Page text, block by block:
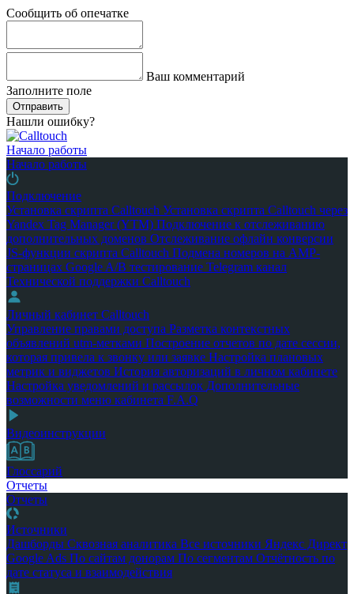
Сообщить об опечатке
Ваш комментарий
Заполните поле
Отправить
Нашли ошибку?
Начало работы
Начало работы
Подключение
Установка скрипта Calltouch Установка скрипта Calltouch через
Yandex Tag Manager (YTM) Подключение к отслеживанию
дополнительных доменов Отслеживание офлайн конверсии
JS-функции скрипта Calltouch Подмена номеров на AMP-
страницах Google A/B тестирование Telegram канал
Технической поддержки Calltouch
Личный кабинет Calltouch
Управление правами доступа Разметка контекстных
объявлений utm-метками Построение отчетов по дате сессии,
которая привела к звонку или заявке Настройка плановых
метрик и виджетов История авторизаций в личном кабинете
Настройка уведомлений и рассылок Дополнительные
возможности меню кабинета F.A.Q
Видеоинструкции
Глоссарий
Отчеты
Отчеты
Источники
Дашборды Сквозная аналитика Все источники Яндекс Директ
Google Ads По сайтам донорам По сегментам Отчётность по
дате статуса и взаимодействия